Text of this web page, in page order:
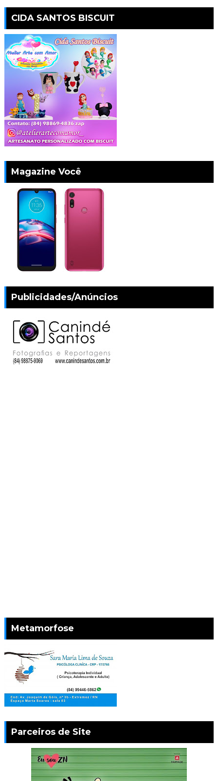
CIDA SANTOS BISCUIT
Magazine Você
Publicidades/Anúncios
Metamorfose
Parceiros de Site